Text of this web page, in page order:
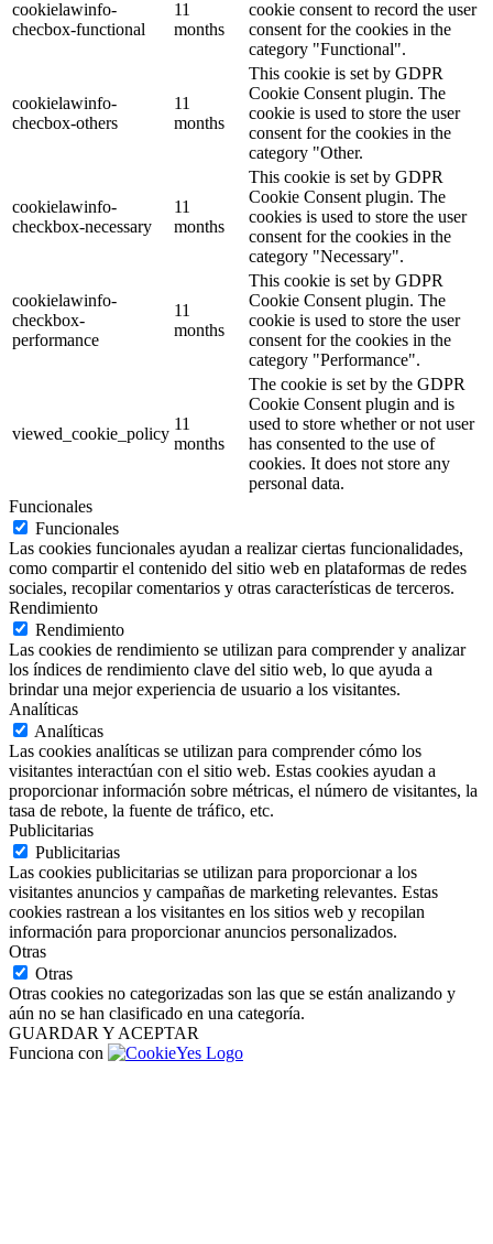
cookielawinfo-
checbox-functional
11
months
cookie consent to record the user
consent for the cookies in the
category "Functional".
cookielawinfo-
checbox-others
11
months
This cookie is set by GDPR
Cookie Consent plugin. The
cookie is used to store the user
consent for the cookies in the
category "Other.
cookielawinfo-
checkbox-necessary
11
months
This cookie is set by GDPR
Cookie Consent plugin. The
cookies is used to store the user
consent for the cookies in the
category "Necessary".
cookielawinfo-
checkbox-
performance
11
months
This cookie is set by GDPR
Cookie Consent plugin. The
cookie is used to store the user
consent for the cookies in the
category "Performance".
viewed_cookie_policy
11
months
The cookie is set by the GDPR
Cookie Consent plugin and is
used to store whether or not user
has consented to the use of
cookies. It does not store any
personal data.
Funcionales
Funcionales
Las cookies funcionales ayudan a realizar ciertas funcionalidades,
como compartir el contenido del sitio web en plataformas de redes
sociales, recopilar comentarios y otras características de terceros.
Rendimiento
Rendimiento
Las cookies de rendimiento se utilizan para comprender y analizar
los índices de rendimiento clave del sitio web, lo que ayuda a
brindar una mejor experiencia de usuario a los visitantes.
Analíticas
Analíticas
Las cookies analíticas se utilizan para comprender cómo los
visitantes interactúan con el sitio web. Estas cookies ayudan a
proporcionar información sobre métricas, el número de visitantes, la
tasa de rebote, la fuente de tráfico, etc.
Publicitarias
Publicitarias
Las cookies publicitarias se utilizan para proporcionar a los
visitantes anuncios y campañas de marketing relevantes. Estas
cookies rastrean a los visitantes en los sitios web y recopilan
información para proporcionar anuncios personalizados.
Otras
Otras
Otras cookies no categorizadas son las que se están analizando y
aún no se han clasificado en una categoría.
GUARDAR Y ACEPTAR
Funciona con